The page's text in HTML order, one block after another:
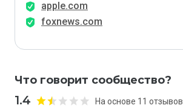
apple.com
foxnews.com
Что говорит сообщество?
1.4 На основе 11 отзывов